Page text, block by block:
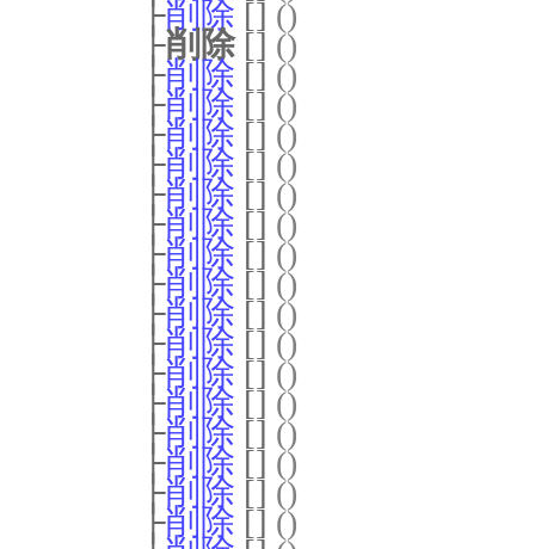
├削除 [] ()
├削除[] ()
├削除 [] ()
├削除 [] ()
├削除 [] ()
├削除 [] ()
├削除 [] ()
├削除 [] ()
├削除 [] ()
├削除 [] ()
├削除 [] ()
├削除 [] ()
├削除 [] ()
├削除 [] ()
├削除 [] ()
├削除 [] ()
├削除 [] ()
├削除 [] ()